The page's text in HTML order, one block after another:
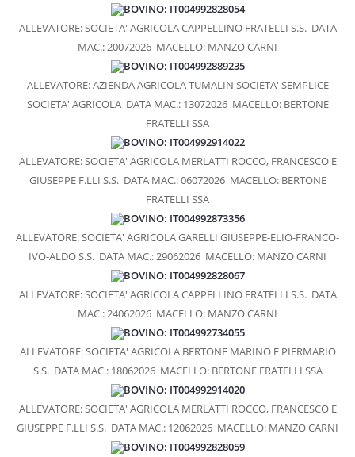
SALAME DI FASSONE
PASTA FRESCA A MARCHIO COALVI
GASTRONOMIA D’ECCELLENZA
PRESS
BLOG
BOVINO: IT004992828054
ALLEVATORE: SOCIETA' AGRICOLA CAPPELLINO FRATELLI S.S.DATA
MAC.: 20072026 MACELLO: MANZO CARNI
BOVINO: IT004992889235
ALLEVATORE: AZIENDA AGRICOLA TUMALIN SOCIETA' SEMPLICE
SOCIETA' AGRICOLADATA MAC.: 13072026MACELLO: BERTONE
FRATELLI SSA
BOVINO: IT004992914022
ALLEVATORE: SOCIETA' AGRICOLA MERLATTI ROCCO, FRANCESCO E
GIUSEPPE F.LLI S.S.DATA MAC.: 06072026MACELLO: BERTONE
FRATELLI SSA
BOVINO: IT004992873356
ALLEVATORE: SOCIETA' AGRICOLA GARELLI GIUSEPPE-ELIO-FRANCO-
IVO-ALDO S.S. DATA MAC.: 29062026 MACELLO: MANZO CARNI
BOVINO: IT004992828067
ALLEVATORE: SOCIETA' AGRICOLA CAPPELLINO FRATELLI S.S.DATA
MAC.: 24062026 MACELLO: MANZO CARNI
BOVINO: IT004992734055
ALLEVATORE: SOCIETA' AGRICOLA BERTONE MARINO E PIERMARIO
S.S.DATA MAC.: 18062026MACELLO: BERTONE FRATELLI SSA
BOVINO: IT004992914020
ALLEVATORE: SOCIETA' AGRICOLA MERLATTI ROCCO, FRANCESCO E
GIUSEPPE F.LLI S.S. DATA MAC.: 12062026 MACELLO: MANZO CARNI
BOVINO: IT004992828059